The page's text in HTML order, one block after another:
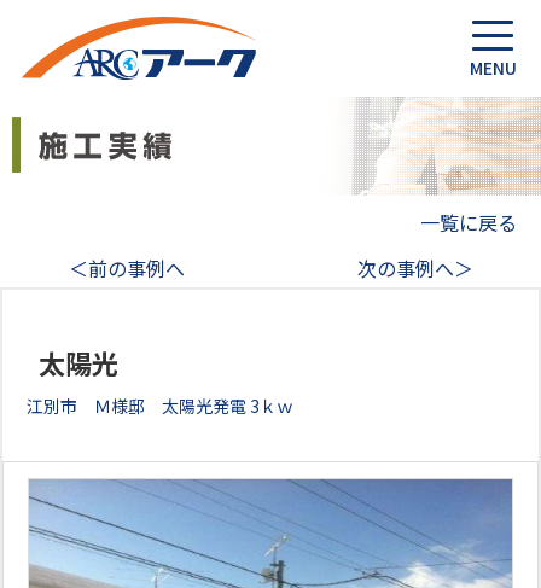
一覧に戻る
＜前の事例へ
次の事例へ＞
太陽光
江別市 Ｍ様邸 太陽光発電 3ｋｗ